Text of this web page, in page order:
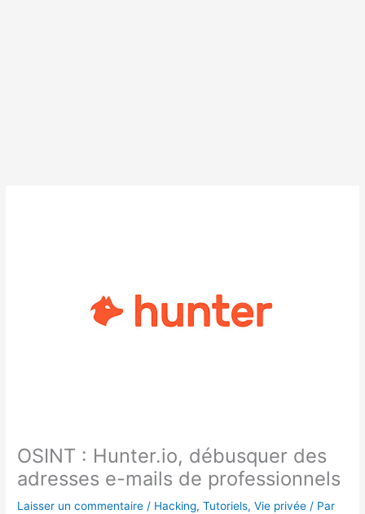
OSINT : Hunter.io, débusquer des
adresses e-mails de professionnels
Laisser un commentaire / Hacking,Tutoriels,Vie privée / Par